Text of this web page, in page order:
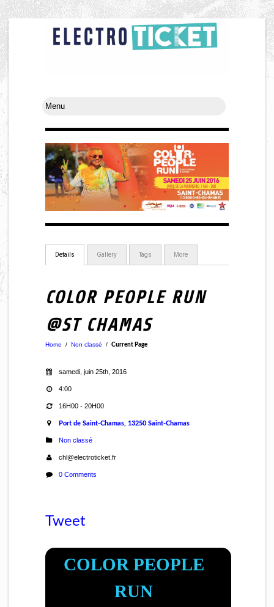
Details Gallery Tags More
COLOR PEOPLE RUN
@ST CHAMAS
Home / Non classé / Current Page
samedi, juin 25th, 2016
4:00
16H00 - 20H00
Port de Saint-Chamas, 13250 Saint-Chamas
Non classé
chl@electroticket.fr
0 Comments
Tweet
COLOR PEOPLE
RUN